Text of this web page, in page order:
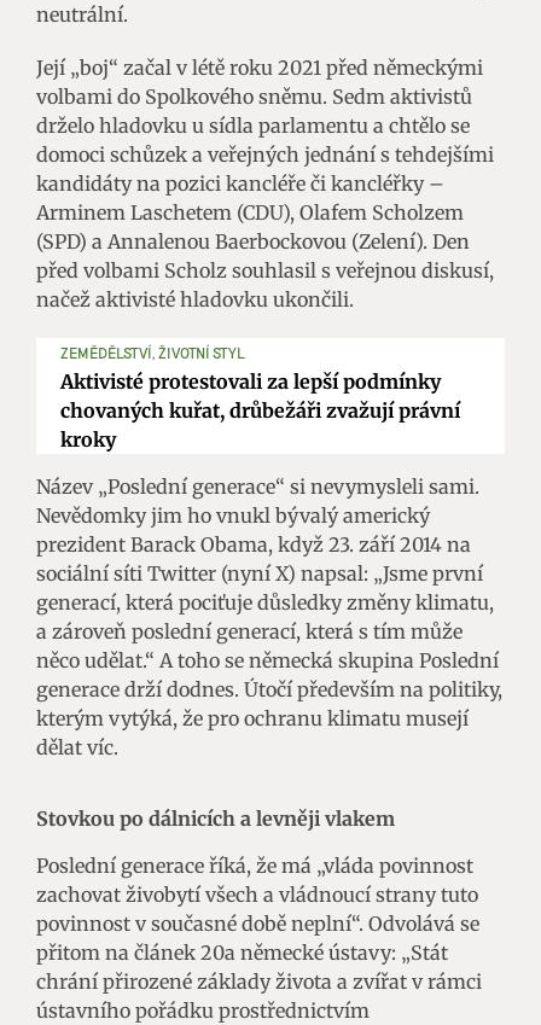
neutrální.
Její „boj“ začal v létě roku 2021 před německými
volbami do Spolkového sněmu. Sedm aktivistů
drželo hladovku u sídla parlamentu a chtělo se
domoci schůzek a veřejných jednání s tehdejšími
kandidáty na pozici kancléře či kancléřky –
Arminem Laschetem (CDU), Olafem Scholzem
(SPD) a Annalenou Baerbockovou (Zelení). Den
před volbami Scholz souhlasil s veřejnou diskusí,
načež aktivisté hladovku ukončili.
ZEMĚDĚLSTVÍ, ŽIVOTNÍ STYL
Aktivisté protestovali za lepší podmínky
chovaných kuřat, drůbežáři zvažují právní
kroky
Název „Poslední generace“ si nevymysleli sami.
Nevědomky jim ho vnukl bývalý americký
prezident Barack Obama, když 23. září 2014 na
sociální síti Twitter (nyní X) napsal: „Jsme první
generací, která pociťuje důsledky změny klimatu,
a zároveň poslední generací, která s tím může
něco udělat.“ A toho se německá skupina Poslední
generace drží dodnes. Útočí především na politiky,
kterým vytýká, že pro ochranu klimatu musejí
dělat víc.
Stovkou po dálnicích a levněji vlakem
Poslední generace říká, že má „vláda povinnost
zachovat živobytí všech a vládnoucí strany tuto
povinnost v současné době neplní“. Odvolává se
přitom na článek 20a německé ústavy: „Stát
chrání přirozené základy života a zvířat v rámci
ústavního pořádku prostřednictvím